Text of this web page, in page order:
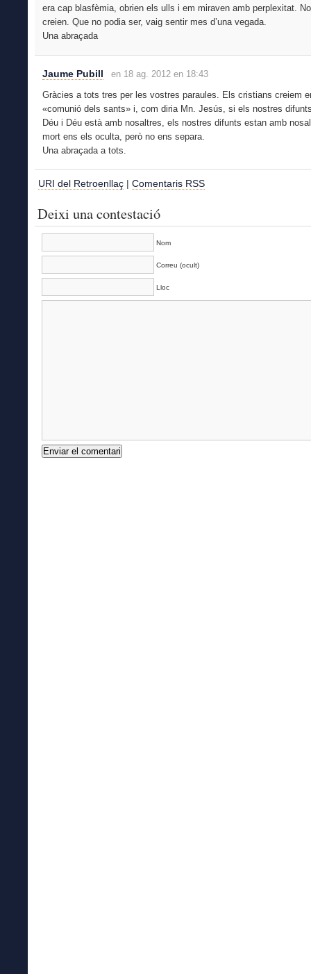
era cap blasfèmia, obrien els ulls i em miraven amb perplexitat. No
creien. Que no podia ser, vaig sentir mes d’una vegada.
Una abraçada
Jaume Pubill
en 18 ag. 2012 en 18:43
Gràcies a tots tres per les vostres paraules. Els cristians creiem
«comunió dels sants» i, com diria Mn. Jesús, si els nostres
Déu i Déu està amb nosaltres, els nostres difunts estan amb
mort ens els oculta, però no ens separa.
Una abraçada a tots.
URI del Retroenllaç | Comentaris RSS
Deixi una contestació
Nom
Correu (ocult)
Lloc